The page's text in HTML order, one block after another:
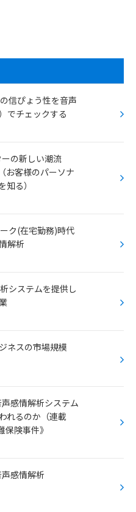
信ぴょう性を音声
でチェックする
の新しい潮流
様のパーソナ
知る）
ク(在宅勤務)時代
解析
システムを提供し
ネスの市場規模
感情解析システム
れるのか（連載
保険事件》
感情解析